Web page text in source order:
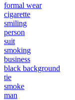
formal wear
cigarette
smiling
person
suit
smoking
business
black background
tie
smoke
man